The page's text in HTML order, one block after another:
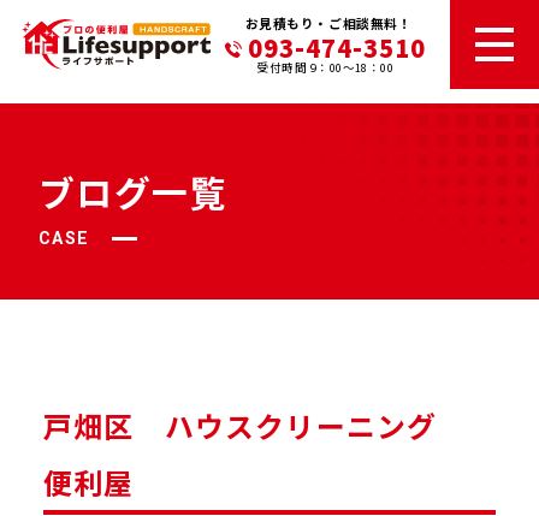
お見積もり・ご相談無料！
093-474-3510
受付時間 9：00～18：00
ブログ一覧
CASE
戸畑区 ハウスクリーニング
便利屋